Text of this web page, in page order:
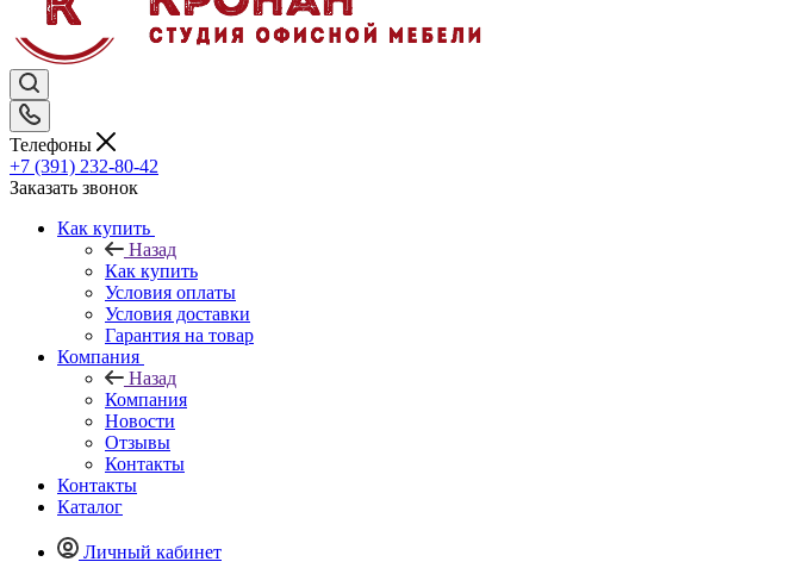
Телефоны
+7 (391) 232-80-42
Заказать звонок
Как купить
Назад
Как купить
Условия оплаты
Условия доставки
Гарантия на товар
Компания
Назад
Компания
Новости
Отзывы
Контакты
Контакты
Каталог
Личный кабинет